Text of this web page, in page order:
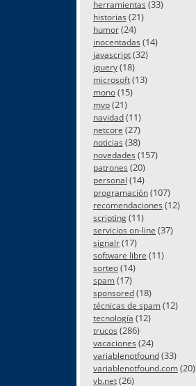
herramientas (33)
historias (21)
humor(24)
inocentadas (14)
javascript(32)
jquery(18)
microsoft(13)
mono(15)
mvp(21)
navidad(11)
netcore (27)
noticias (38)
novedades (157)
patrones (20)
personal (14)
programación(107)
recomendaciones (12)
scripting(11)
servicios on-line (37)
signalr(17)
software libre (11)
sorteo(14)
spam(17)
sponsored(18)
técnicas de spam(12)
tecnología (12)
trucos (286)
vacaciones (24)
variablenotfound(33)
variablenotfound.com(20)
vb.net(26)